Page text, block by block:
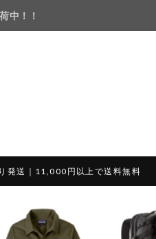
中！！
発送｜11,000円以上で送料無料